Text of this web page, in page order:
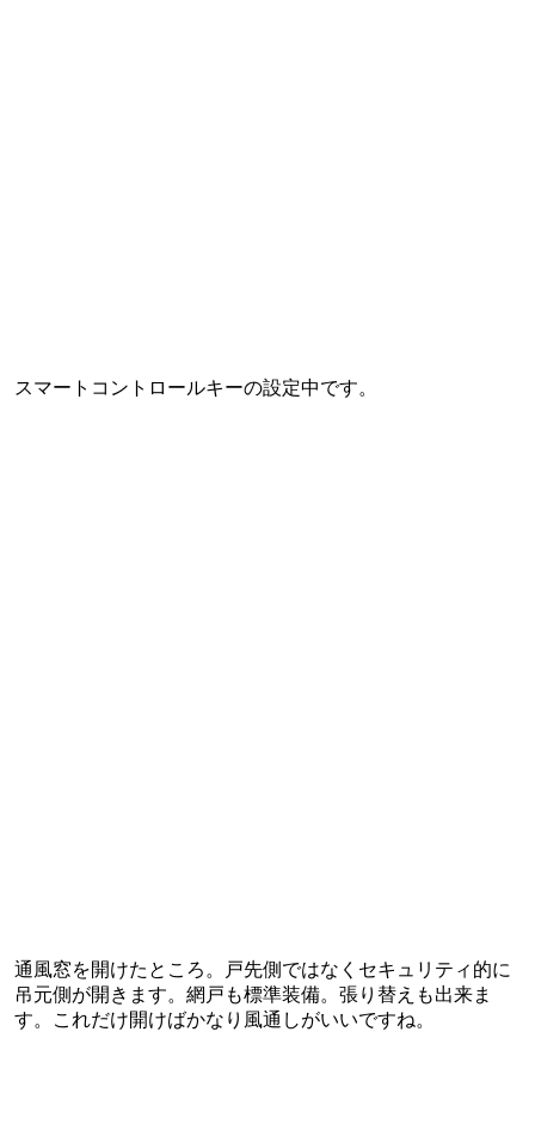
スマートコントロールキーの設定中です。
通風窓を開けたところ。戸先側ではなくセキュリティ的に
吊元側が開きます。網戸も標準装備。張り替えも出来ま
す。これだけ開けばかなり風通しがいいですね。